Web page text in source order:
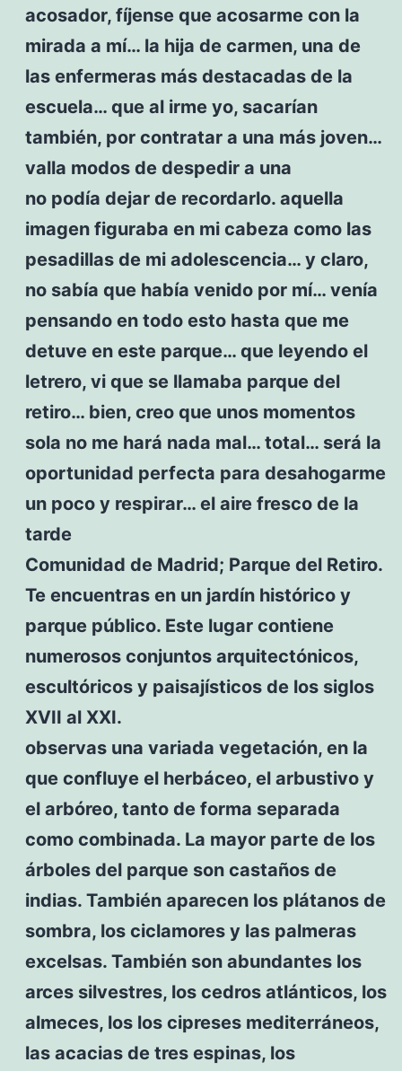
acosador, fíjense que acosarme con la
mirada a mí… la hija de carmen, una de
las enfermeras más destacadas de la
escuela… que al irme yo, sacarían
también, por contratar a una más joven…
valla modos de despedir a una
no podía dejar de recordarlo. aquella
imagen figuraba en mi cabeza como las
pesadillas de mi adolescencia… y claro,
no sabía que había venido por mí… venía
pensando en todo esto hasta que me
detuve en este parque… que leyendo el
letrero, vi que se llamaba parque del
retiro… bien, creo que unos momentos
sola no me hará nada mal… total… será la
oportunidad perfecta para desahogarme
un poco y respirar… el aire fresco de la
tarde
Comunidad de Madrid; Parque del Retiro.
Te encuentras en un jardín histórico y
parque público. Este lugar contiene
numerosos conjuntos arquitectónicos,
escultóricos y paisajísticos de los siglos
XVII al XXI.
observas una variada vegetación, en la
que confluye el herbáceo, el arbustivo y
el arbóreo, tanto de forma separada
como combinada. La mayor parte de los
árboles del parque son castaños de
indias. También aparecen los plátanos de
sombra, los ciclamores y las palmeras
excelsas. También son abundantes los
arces silvestres, los cedros atlánticos, los
almeces, los los cipreses mediterráneos,
las acacias de tres espinas, los